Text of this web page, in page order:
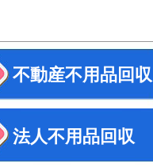
不動産不用品回収
法人不用品回収